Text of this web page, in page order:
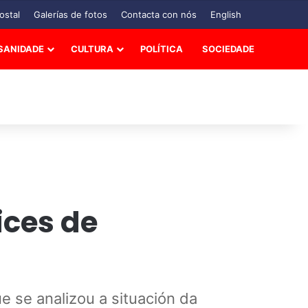
Galerías de fotos Contacta con nós English
CULTURA POLÍTICA SOCIEDADE
de
se analizou a situación da